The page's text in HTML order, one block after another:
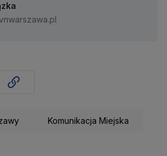
Komunikacja Miejska